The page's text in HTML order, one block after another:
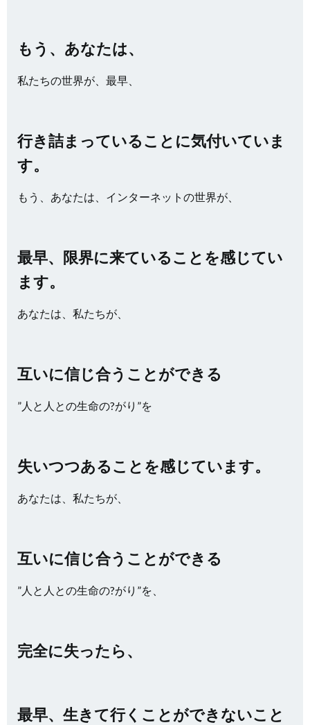
もう、あなたは、
私たちの世界が、最早、
行き詰まっていることに気付いていま
す。
もう、あなたは、インターネットの世界が、
最早、限界に来ていることを感じてい
ます。
あなたは、私たちが、
互いに信じ合うことができる
”人と人との生命の?がり”を
失いつつあることを感じています。
あなたは、私たちが、
互いに信じ合うことができる
”人と人との生命の?がり”を、
完全に失ったら、
最早、生きて行くことができないこと